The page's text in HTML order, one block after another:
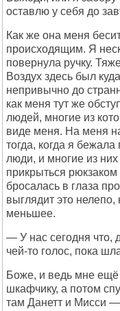
оставлю у себя до
Как же она меня
происходящим. Я
повернула ручку.
Воздух здесь был
непривычно до
как меня тут же
людей, многие из
виде меня. На меня
тогда, когда я
люди, и многие из
прикрыться
бросалась в глаза
выглядит это
меньшее.
— У нас сегодня что,
чей-то голос, пока
Боже, и ведь мне ещё
шкафчику, а потом
там Данетт и Мисси